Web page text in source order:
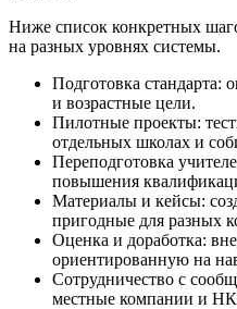
Ниже список конкретных
на разных уровнях системы.
Подготовка стандарта:
и возрастные цели.
Пилотные проекты:
отдельных школах и
Переподготовка
повышения
Материалы и кейсы:
пригодные для разных
Оценка и доработка:
ориентированную на
Сотрудничество с
местные компании и